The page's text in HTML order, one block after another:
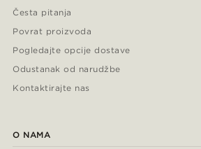
Česta pitanja
Povrat proizvoda
Pogledajte opcije dostave
Odustanak od narudžbe
Kontaktirajte nas
O NAMA